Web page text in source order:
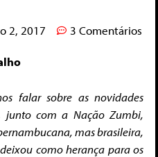
2, 2017 3 Comentários
falar sobre as novidades
junto com a Nação Zumbi,
mas brasileira,
como herança para os